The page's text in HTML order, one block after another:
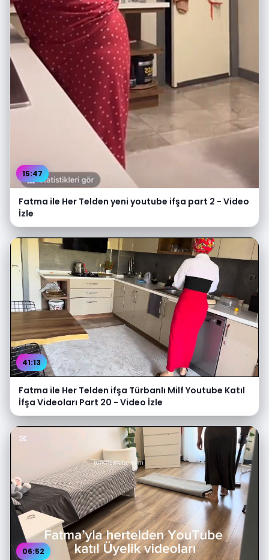
15:47
Fatma ile Her Telden yeni youtube ifşa part 2 - Video
İzle
41:13
Fatma ile Her Telden ifşa Türbanlı Milf Youtube Katıl
İfşa Videoları Part 20 - Video İzle
06:52